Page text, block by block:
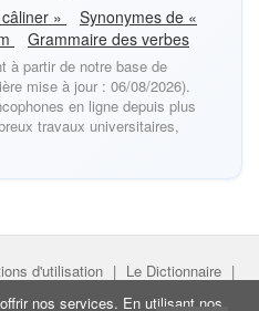
»
Synonymes de «
Grammaire des verbes
à partir de notre base de
mise à jour : 06/08/2026).
en ligne depuis plus
travaux universitaires,
d'utilisation | Le Dictionnaire |
| Liens utiles
nos services. En utilisant nos